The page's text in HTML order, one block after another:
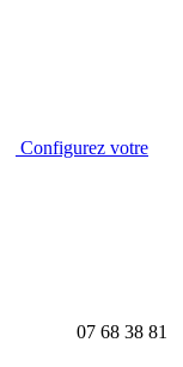
Configurez votre
07 68 38 81